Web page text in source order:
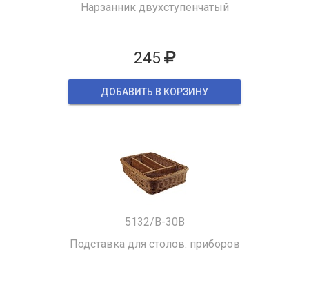
Нарзанник двухступенчатый
245
ДОБАВИТЬ В КОРЗИНУ
5132/B-30B
Подставка для столов. приборов